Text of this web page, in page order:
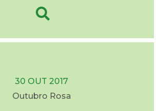
30 OUT 2017
Outubro Rosa